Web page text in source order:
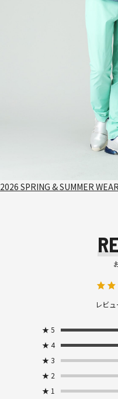
2026 SPRING & SUMMER
レビュ
★ 5
★ 4
★ 3
★ 2
★ 1